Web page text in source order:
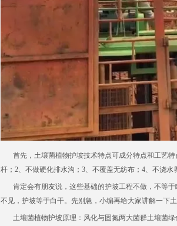
首先，土壤菌植物护坡技术特点可成分特点和工艺特
杆；2、不做硬化排水沟；3、不覆盖无纺布；4、不浇水
肯定会有朋友说，这些基础的护坡工程不做，不等于
不见，护坡等于白干。先别急，小编再给大家讲解一下土
土壤菌植物护坡原理：风化与固氮两大菌群土壤菌绿